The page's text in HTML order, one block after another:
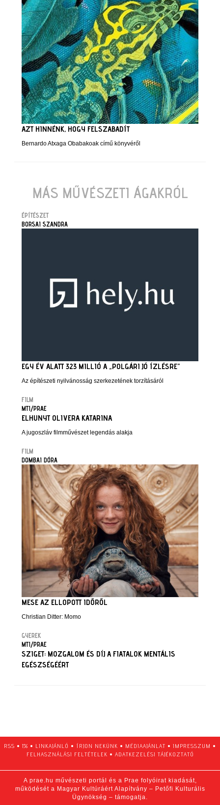
AZT HINNÉNK, HOGY FELSZABADÍT
Bernardo Atxaga Obabakoak című könyvéről
MÁS MŰVÉSZETI ÁGAKRÓL
ÉPÍTÉSZET
BORSAI SZANDRA
EGY ÉV ALATT 323 MILLIÓ A „POLGÁRI JÓ ÍZLÉSRE”
Az építészeti nyilvánosság szerkezetének torzításáról
FILM
MTI/PRAE
ELHUNYT OLIVERA KATARINA
A jugoszláv filmművészet legendás alakja
FILM
DOMBAI DÓRA
MESE AZ ELLOPOTT IDŐRŐL
Christian Ditter: Momo
GYEREK
MTI/PRAE
SZIGET: MOZGALOM ÉS DÍJ A FIATALOK MENTÁLIS
EGÉSZSÉGÉÉRT
RSS • 1% • LINKAJÁNLÓ • ÍRJON NEKÜNK • MÉDIAAJÁNLAT • IMPRESSZUM •
FELHASZNÁLÁSI FELTÉTELEK • ADATKEZELÉSI TÁJÉKOZTATÓ
A prae.hu művészeti portál és a Prae folyóirat kiadását,
működését a Magyar Kultúráért Alapítvány – Petőfi Kulturális
Ügynökség – támogatja.